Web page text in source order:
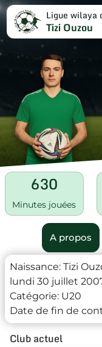
Ligue wilaya
Tizi Ouzou
630
Minutes jouées
A propos
Naissance: Tizi
lundi 30 juillet
Catégorie: U20
Date de fin de
Club actuel